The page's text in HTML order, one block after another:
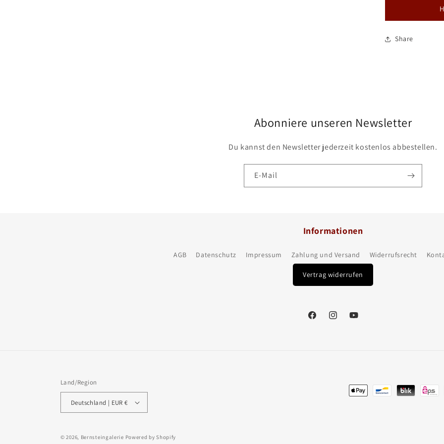
Share
Abonniere unseren Newsletter
Du kannst den Newsletter jederzeit kostenlos abbestellen.
E-Mail
Informationen
AGB Datenschutz Impressum Zahlung und Versand Widerrufsrecht
Vertrag widerrufen
FacebookInstagramYouTube
Land/Region
Deutschland | EUR €
Zahlungsmethoden
© 2026, Bernsteingalerie Powered by Shopify